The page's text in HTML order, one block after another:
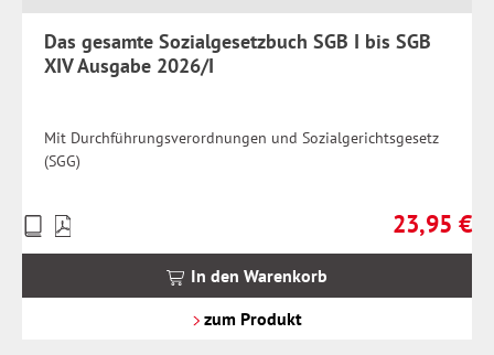
Das gesamte Sozialgesetzbuch SGB I bis SGB
XIV Ausgabe 2026/I
Mit Durchführungsverordnungen und Sozialgerichtsgesetz
(SGG)
Regulärer
23,95 €
Preise
inkl.
In den Warenkorb
zum Produkt